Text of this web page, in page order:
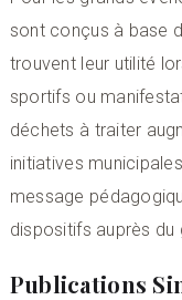
sont conçus à base
trouvent leur utilité
sportifs ou
déchets à traiter
initiatives
message
dispositifs auprès du
Publications